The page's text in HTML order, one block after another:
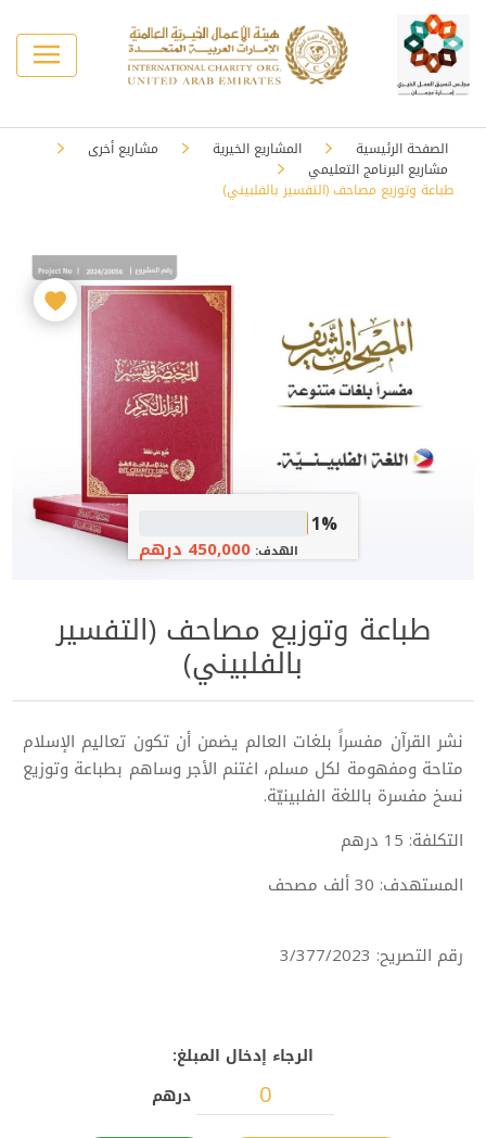
الصفحة الرئيسية المشاريع الخيرية
مشاريع أخرى
مشاريع البرنامج التعليمي
طباعة وتوزيع مصاحف (التفسير بالفلبيني)
1%
الهدف:450,000 درهم
طباعة وتوزيع مصاحف (التفسير
بالفلبيني)
نشر القرآن مفسراً بلغات العالم يضمن أن تكون تعاليم الإسلام
متاحة ومفهومة لكل مسلم، اغتنم الأجر وساهم بطباعة وتوزيع
نسخ مفسرة باللغة الفلبينيّة.
التكلفة: 15 درهم
المستهدف: 30 ألف مصحف
رقم التصريح: 3/377/2023
الرجاء إدخال المبلغ:
درهم